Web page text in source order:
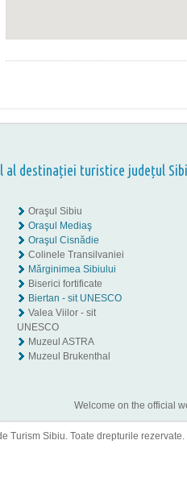
al destinației turistice județul
Oraşul Sibiu
Oraşul Mediaş
Oraşul Cisnădie
Colinele Transilvaniei
Mărginimea Sibiului
Biserici fortificate
Biertan - sit UNESCO
Valea Viilor - sit
UNESCO
Muzeul ASTRA
Muzeul Brukenthal
Welcome on the official
Turism Sibiu. Toate drepturile rezervate.